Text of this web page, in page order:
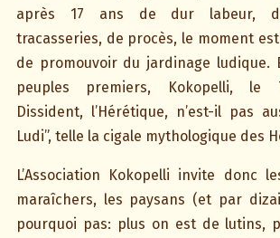
après 17 ans de dur labeur,
tracasseries, de procès, le moment
de promouvoir du jardinage ludique.
peuples premiers, Kokopelli, le
Dissident, l’Hérétique, n’est-il pas
Ludi”, telle la cigale mythologique des
L’Association Kokopelli invite donc
maraîchers, les paysans (et par
pourquoi pas: plus on est de lutins,